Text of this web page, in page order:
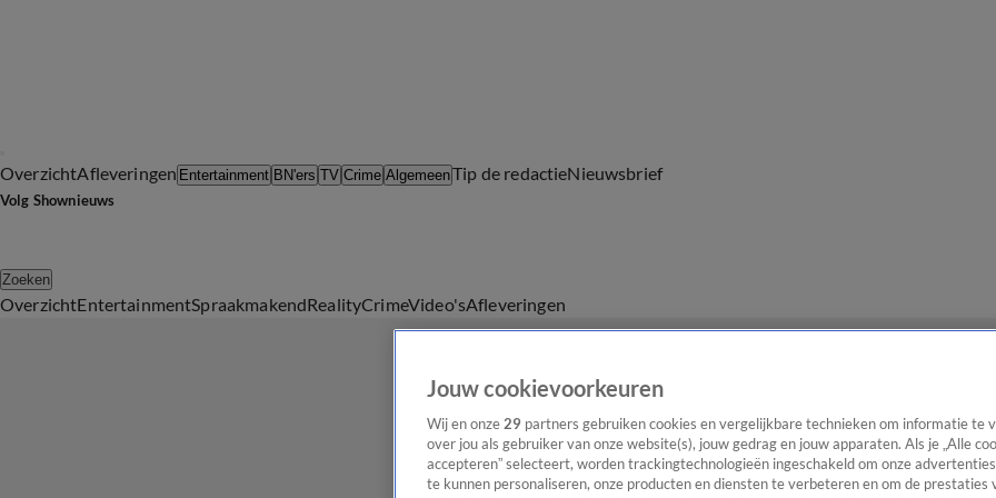
OverzichtAfleveringen Entertainment BN'ers TV Crime AlgemeenTip de redactieNieuwsbrief
Volg Shownieuws
Zoeken
OverzichtEntertainmentSpraakmakendRealityCrimeVideo'sAfleveringen
Jouw cookievoorkeuren
Wij en onze 29 partners gebruiken cookies en vergelijkbare technieken om informatie te
over jou als gebruiker van onze website(s), jouw gedrag en jouw apparaten. Als je „Alle
accepteren” selecteert, worden trackingtechnologieën ingeschakeld om onze
te kunnen personaliseren, onze producten en diensten te verbeteren en om de prestaties